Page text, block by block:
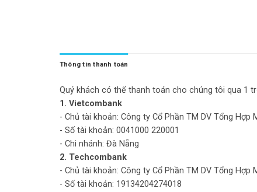
Thông tin thanh toán
Quý khách có thể thanh toán cho chúng tôi qua 1
1. Vietcombank
- Chủ tài khoản: Công ty Cổ Phần TM DV Tổng Hợp
- Số tài khoản: 0041000 220001
- Chi nhánh: Đà Nẵng
2. Techcombank
- Chủ tài khoản: Công ty Cổ Phần TM DV Tổng Hợp
- Số tài khoản: 19134204274018